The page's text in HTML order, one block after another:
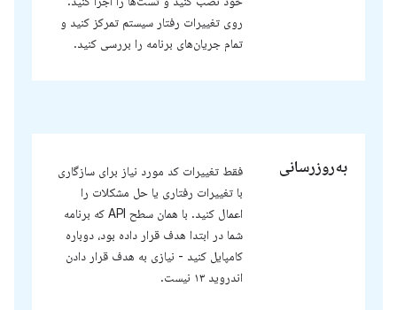
روی تغییرات رفتار سیستم تمرکز کنید و
تمام جریان‌های برنامه را بررسی کنید.
به‌روزرسانی
فقط تغییرات کد مورد نیاز برای سازگاری
با تغییرات رفتاری یا حل مشکلات را
اعمال کنید. با همان سطح API که برنامه
شما در ابتدا هدف قرار داده بود، دوباره
کامپایل کنید - نیازی به هدف قرار دادن
اندروید ۱۳ نیست.